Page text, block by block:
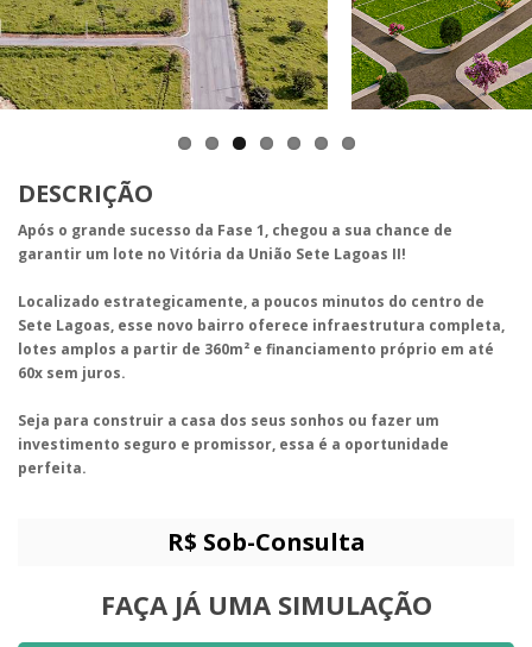
DESCRIÇÃO
Após o grande sucesso da Fase 1, chegou a sua chance de
garantir um lote no Vitória da União Sete Lagoas II!
Localizado estrategicamente, a poucos minutos do centro de
Sete Lagoas, esse novo bairro oferece infraestrutura completa,
lotes amplos a partir de 360m² e financiamento próprio em até
60x sem juros.
Seja para construir a casa dos seus sonhos ou fazer um
investimento seguro e promissor, essa é a oportunidade
perfeita.
R$ Sob-Consulta
FAÇA JÁ UMA SIMULAÇÃO